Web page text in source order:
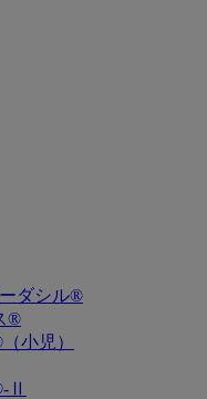
ダシル®
®
小児）
Ⅱ